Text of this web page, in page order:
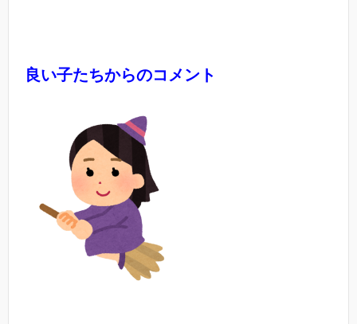
良い子たちからのコメント